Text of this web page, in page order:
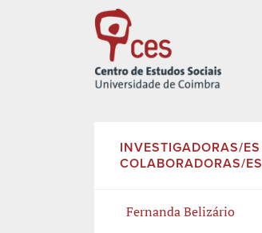
INVESTIGADORAS/ES
COLABORADORAS/ES
Fernanda Belizário